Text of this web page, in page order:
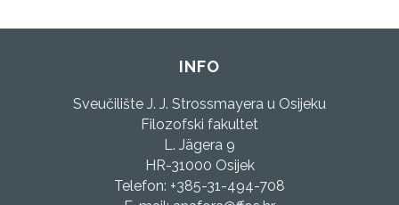
INFO
Sveučilište J. J. Strossmayera u Osijeku
Filozofski fakultet
L. Jägera 9
HR-31000 Osijek
Telefon: +385-31-494-708